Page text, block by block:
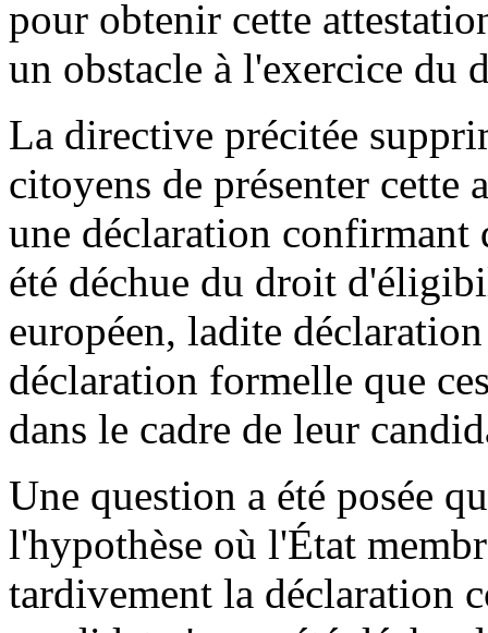
pour obtenir cette
un obstacle à l'exercice
La directive précitée
citoyens de présenter cette
une déclaration confirmant
été déchue du droit
européen, ladite
déclaration formelle que
dans le cadre de leur
Une question a été posée
l'hypothèse où l'État
tardivement la déclaration